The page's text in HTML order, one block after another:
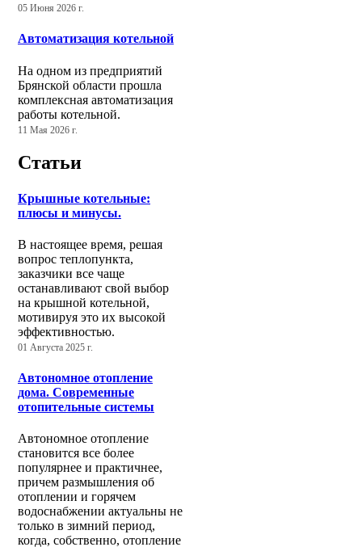
05 Июня 2026 г.
Автоматизация котельной
На одном из предприятий
Брянской области прошла
комплексная автоматизация
работы котельной.
11 Мая 2026 г.
Статьи
Крышные котельные:
плюсы и минусы.
В настоящее время, решая
вопрос теплопункта,
заказчики все чаще
останавливают свой выбор
на крышной котельной,
мотивируя это их высокой
эффективностью.
01 Августа 2025 г.
Автономное отопление
дома. Современные
отопительные системы
Автономное отопление
становится все более
популярнее и практичнее,
причем размышления об
отоплении и горячем
водоснабжении актуальны не
только в зимний период,
когда, собственно, отопление